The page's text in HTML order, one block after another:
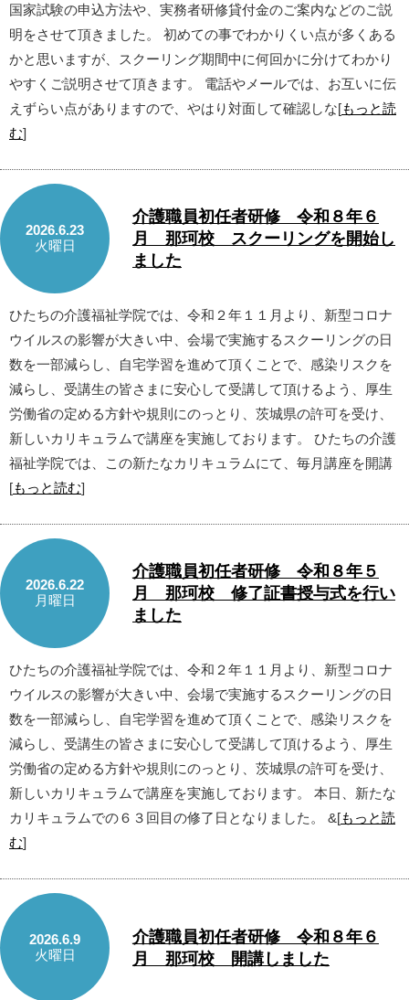
国家試験の申込方法や、実務者研修貸付金のご案内などのご説
明をさせて頂きました。 初めての事でわかりくい点が多くある
かと思いますが、スクーリング期間中に何回かに分けてわかり
やすくご説明させて頂きます。 電話やメールでは、お互いに伝
えずらい点がありますので、やはり対面して確認しな[もっと読
む]
2026.6.23
火曜日
介護職員初任者研修 令和８年６
月 那珂校 スクーリングを開始し
ました
ひたちの介護福祉学院では、令和２年１１月より、新型コロナ
ウイルスの影響が大きい中、会場で実施するスクーリングの日
数を一部減らし、自宅学習を進めて頂くことで、感染リスクを
減らし、受講生の皆さまに安心して受講して頂けるよう、厚生
労働省の定める方針や規則にのっとり、茨城県の許可を受け、
新しいカリキュラムで講座を実施しております。 ひたちの介護
福祉学院では、この新たなカリキュラムにて、毎月講座を開講
[もっと読む]
2026.6.22
月曜日
介護職員初任者研修 令和８年５
月 那珂校 修了証書授与式を行い
ました
ひたちの介護福祉学院では、令和２年１１月より、新型コロナ
ウイルスの影響が大きい中、会場で実施するスクーリングの日
数を一部減らし、自宅学習を進めて頂くことで、感染リスクを
減らし、受講生の皆さまに安心して受講して頂けるよう、厚生
労働省の定める方針や規則にのっとり、茨城県の許可を受け、
新しいカリキュラムで講座を実施しております。 本日、新たな
カリキュラムでの６３回目の修了日となりました。 &[もっと読
む]
2026.6.9
火曜日
介護職員初任者研修 令和８年６
月 那珂校 開講しました